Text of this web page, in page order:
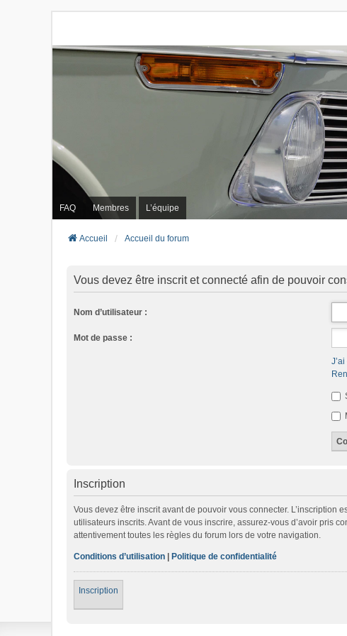
FAQ Membres L’équipe
Accueil Accueil du forum
Vous devez être inscrit et connecté afin de pouvoir
Nom d’utilisateur :
Mot de passe :
Inscription
Vous devez être inscrit avant de pouvoir vous connecter.
utilisateurs inscrits. Avant de vous inscrire, assurez-vous d’avoir pris
attentivement toutes les règles du forum lors de votre navigation.
Conditions d’utilisation Politique de confidentialité
Inscription